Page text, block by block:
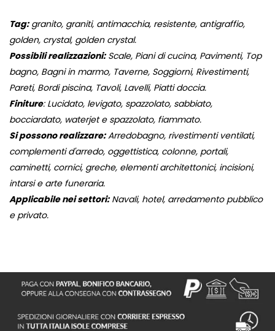
Tag:granito, graniti, antimacchia, resistente, antigraffio,
golden, crystal, golden crystal.
Possibili realizzazioni:Scale, Piani di cucina, Pavimenti, Top
bagno, Bagni in marmo, Taverne, Soggiorni, Rivestimenti,
Pareti, Bordi piscina, Tavoli, Lavelli, Piatti doccia.
Finiture: Lucidato, levigato, spazzolato, sabbiato,
bocciardato, waterjet e spazzolato, fiammato.
Si possono realizzare:Arredobagno, rivestimenti ventilati,
complementi d'arredo, oggettistica, colonne, portali,
caminetti, cornici, greche, elementi architettonici, incisioni,
intarsi e arte funeraria.
Applicabile nei settori:Navali, hotel, arredamento pubblico
e privato.